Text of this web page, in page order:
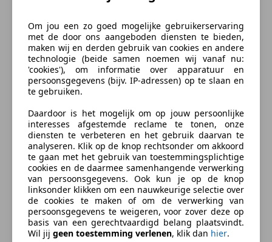
Parkeerhulp
Parkeerhulp achter
Parkeerhulp voor
Stoelverwarming
Entertainment en Media
Boordcomputer
CD
Radio
USB
Veiligheid en beveiliging
Airbag bestuurder
Airbag passagier
Alarm
Beschrijving
English/German Below.
Je kent dat gevoel wel, wanneer je een dure
hotelkamer met je geliefde boekt. Je stapt binnen,
genietend van de overdaad; alles verrassend zacht
maar geruststellend solide. Je ploft neer en zegt
tegen elkaar dat de vakantie nu echt is begonnen.
Dat gevoel wil Rolls Royce haar eigenaren iedere dag
beloven.
In vooroorlogse tijden waren er al een hoop Rolls
Royce bezitters die een huisje bezaten in Zuid-
Frankrijk. Velen van hen maakten dan met strohoed
meer
Om jou een zo goed mogelijke gebruikerservaring
met de door ons aangeboden diensten te bieden,
maken wij en derden gebruik van cookies en andere
technologie (beide samen noemen wij vanaf nu:
'cookies'), om informatie over apparatuur en
persoonsgegevens (bijv. IP-adressen) op te slaan en
te gebruiken.
Daardoor is het mogelijk om op jouw persoonlijke
interesses afgestemde reclame te tonen, onze
diensten te verbeteren en het gebruik daarvan te
analyseren. Klik op de knop rechtsonder om akkoord
te gaan met het gebruik van toestemmingsplichtige
cookies en de daarmee samenhangende verwerking
van persoonsgegevens. Ook kun je op de knop
linksonder klikken om een nauwkeurige selectie over
de cookies te maken of om de verwerking van
persoonsgegevens te weigeren, voor zover deze op
basis van een gerechtvaardigd belang plaatsvindt.
Wil jij geen toestemming verlenen, klik dan hier.